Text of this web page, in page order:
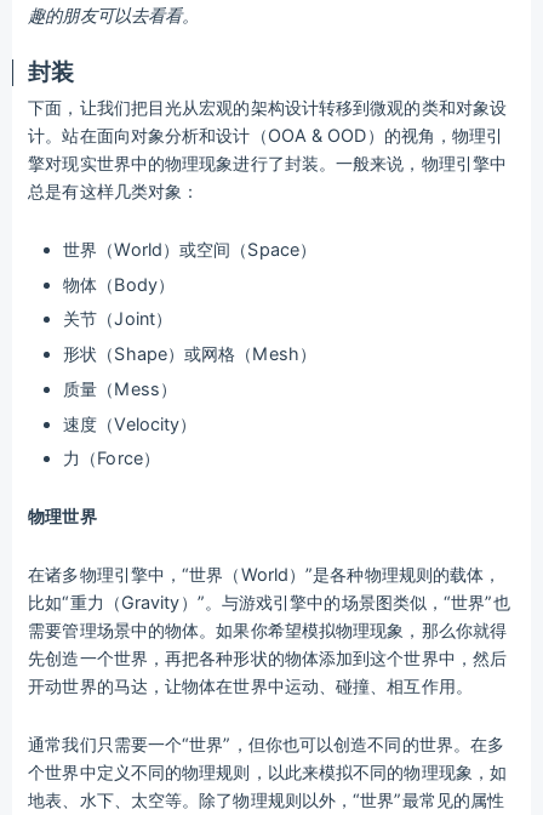
趣的朋友可以去看看。
封装
下面，让我们把目光从宏观的架构设计转移到微观的类和对象设
计。站在面向对象分析和设计（OOA & OOD）的视角，物理引
擎对现实世界中的物理现象进行了封装。一般来说，物理引擎中
总是有这样几类对象：
世界（World）或空间（Space）
物体（Body）
关节（Joint）
形状（Shape）或网格（Mesh）
质量（Mess）
速度（Velocity）
力（Force）
物理世界
在诸多物理引擎中，“世界（World）”是各种物理规则的载体，
比如“重力（Gravity）”。与游戏引擎中的场景图类似，“世界”也
需要管理场景中的物体。如果你希望模拟物理现象，那么你就得
先创造一个世界，再把各种形状的物体添加到这个世界中，然后
开动世界的马达，让物体在世界中运动、碰撞、相互作用。
通常我们只需要一个“世界”，但你也可以创造不同的世界。在多
个世界中定义不同的物理规则，以此来模拟不同的物理现象，如
地表、水下、太空等。除了物理规则以外，“世界”最常见的属性